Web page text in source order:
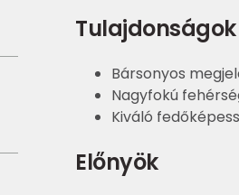
Tulajdonságok
Bársonyos
Nagyfokú
Kiváló
Előnyök